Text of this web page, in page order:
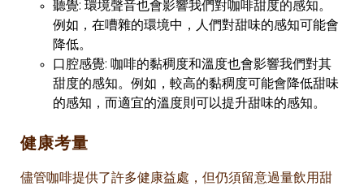
聽覺: 環境聲音也會影響我們對咖啡甜度的感知。
例如，在嘈雜的環境中，人們對甜味的感知可能會
降低。
口腔感覺: 咖啡的黏稠度和溫度也會影響我們對其
甜度的感知。例如，較高的黏稠度可能會降低甜味
的感知，而適宜的溫度則可以提升甜味的感知。
健康考量
儘管咖啡提供了許多健康益處，但仍須留意過量飲用甜